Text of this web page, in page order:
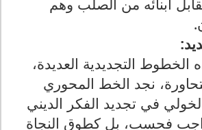
.
:
التجديدية العديدة،
نجد الخط المحوري
في تجديد الفكر الديني
فحسب، بل كطوق النجاة